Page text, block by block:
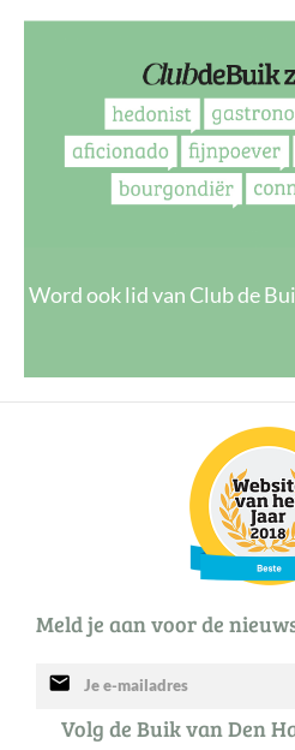
Word ook lid van Club de
Meld je aan voor de
mail
Volg de Buik van Den